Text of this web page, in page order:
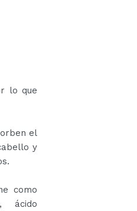
lo que
el
y
como
ácido